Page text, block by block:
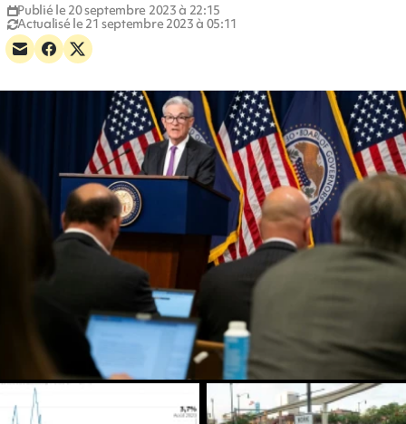
Publié le 20 septembre 2023 à 22:15
Actualisé le 21 septembre 2023 à 05:11